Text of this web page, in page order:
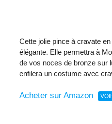
Cette jolie pince à cravate
élégante. Elle permettra à
de vos noces de bronze sur
enfilera un costume avec
Acheter sur Amazon